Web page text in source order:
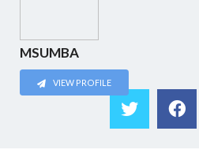
MSUMBA
VIEW PROFILE